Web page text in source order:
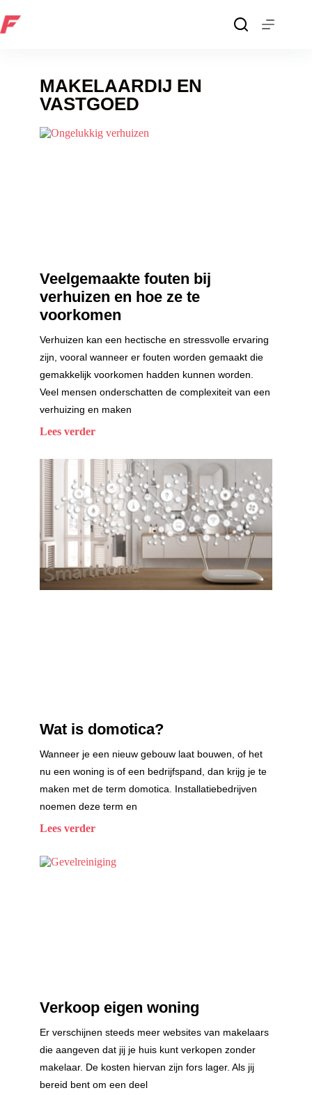
MAKELAARDIJ EN
VASTGOED
Veelgemaakte fouten bij
verhuizen en hoe ze te
voorkomen
Verhuizen kan een hectische en stressvolle ervaring
zijn, vooral wanneer er fouten worden gemaakt die
gemakkelijk voorkomen hadden kunnen worden.
Veel mensen onderschatten de complexiteit van een
verhuizing en maken
Lees verder
Wat is domotica?
Wanneer je een nieuw gebouw laat bouwen, of het
nu een woning is of een bedrijfspand, dan krijg je te
maken met de term domotica. Installatiebedrijven
noemen deze term en
Lees verder
Verkoop eigen woning
Er verschijnen steeds meer websites van makelaars
die aangeven dat jij je huis kunt verkopen zonder
makelaar. De kosten hiervan zijn fors lager. Als jij
bereid bent om een deel